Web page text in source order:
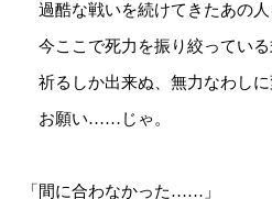
過酷な戦いを続けてきたあの人
今ここで死力を振り絞っている
祈るしか出来ぬ、無力なわしに
お願い……じゃ。
「間に合わなかった……」